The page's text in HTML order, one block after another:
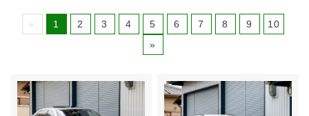
« 1 2 3 4 5 6 7 8 9
10
»